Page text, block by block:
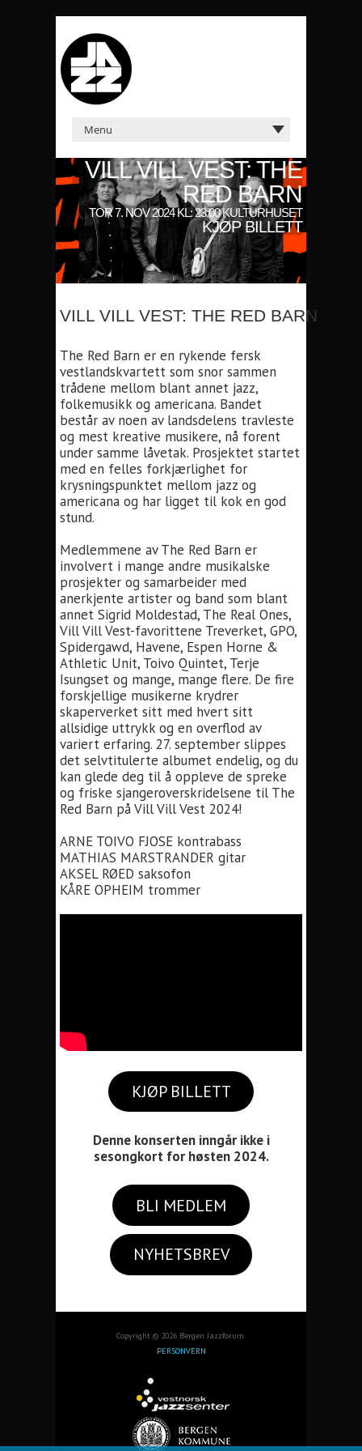
VILL VILL VEST: THE
RED BARN
TOR 7. NOV 2024 KL: 23:00 KULTURHUSET
KJØP BILLETT
VILL VILL VEST: THE RED BARN
The Red Barn er en rykende fersk
vestlandskvartett som snor sammen
trådene mellom blant annet jazz,
folkemusikk og americana. Bandet
består av noen av landsdelens travleste
og mest kreative musikere, nå forent
under samme låvetak. Prosjektet startet
med en felles forkjærlighet for
krysningspunktet mellom jazz og
americana og har ligget til kok en god
stund.
Medlemmene av The Red Barn er
involvert i mange andre musikalske
prosjekter og samarbeider med
anerkjente artister og band som blant
annet Sigrid Moldestad, The Real Ones,
Vill Vill Vest-favorittene Treverket, GPO,
Spidergawd, Havene, Espen Horne &
Athletic Unit, Toivo Quintet, Terje
Isungset og mange, mange flere. De fire
forskjellige musikerne krydrer
skaperverket sitt med hvert sitt
allsidige uttrykk og en overflod av
variert erfaring. 27. september slippes
det selvtitulerte albumet endelig, og du
kan glede deg til å oppleve de spreke
og friske sjangeroverskridelsene til The
Red Barn på Vill Vill Vest 2024!
ARNE TOIVO FJOSE kontrabass
MATHIAS MARSTRANDER gitar
AKSEL RØED saksofon
KÅRE OPHEIM trommer
KJØP BILLETT
Denne konserten inngår ikke i
sesongkort for høsten 2024.
BLI MEDLEM
NYHETSBREV
Copyright © 2026 Bergen Jazzforum.
PERSONVERN